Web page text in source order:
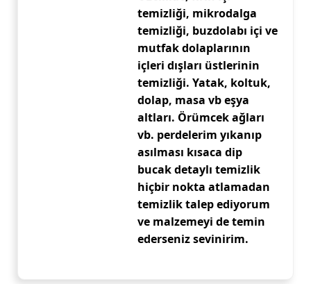
temizliği, mikrodalga
temizliği, buzdolabı içi ve
mutfak dolaplarının
içleri dışları üstlerinin
temizliği. Yatak, koltuk,
dolap, masa vb eşya
altları. Örümcek ağları
vb. perdelerim yıkanıp
asılması kısaca dip
bucak detaylı temizlik
hiçbir nokta atlamadan
temizlik talep ediyorum
ve malzemeyi de temin
ederseniz sevinirim.